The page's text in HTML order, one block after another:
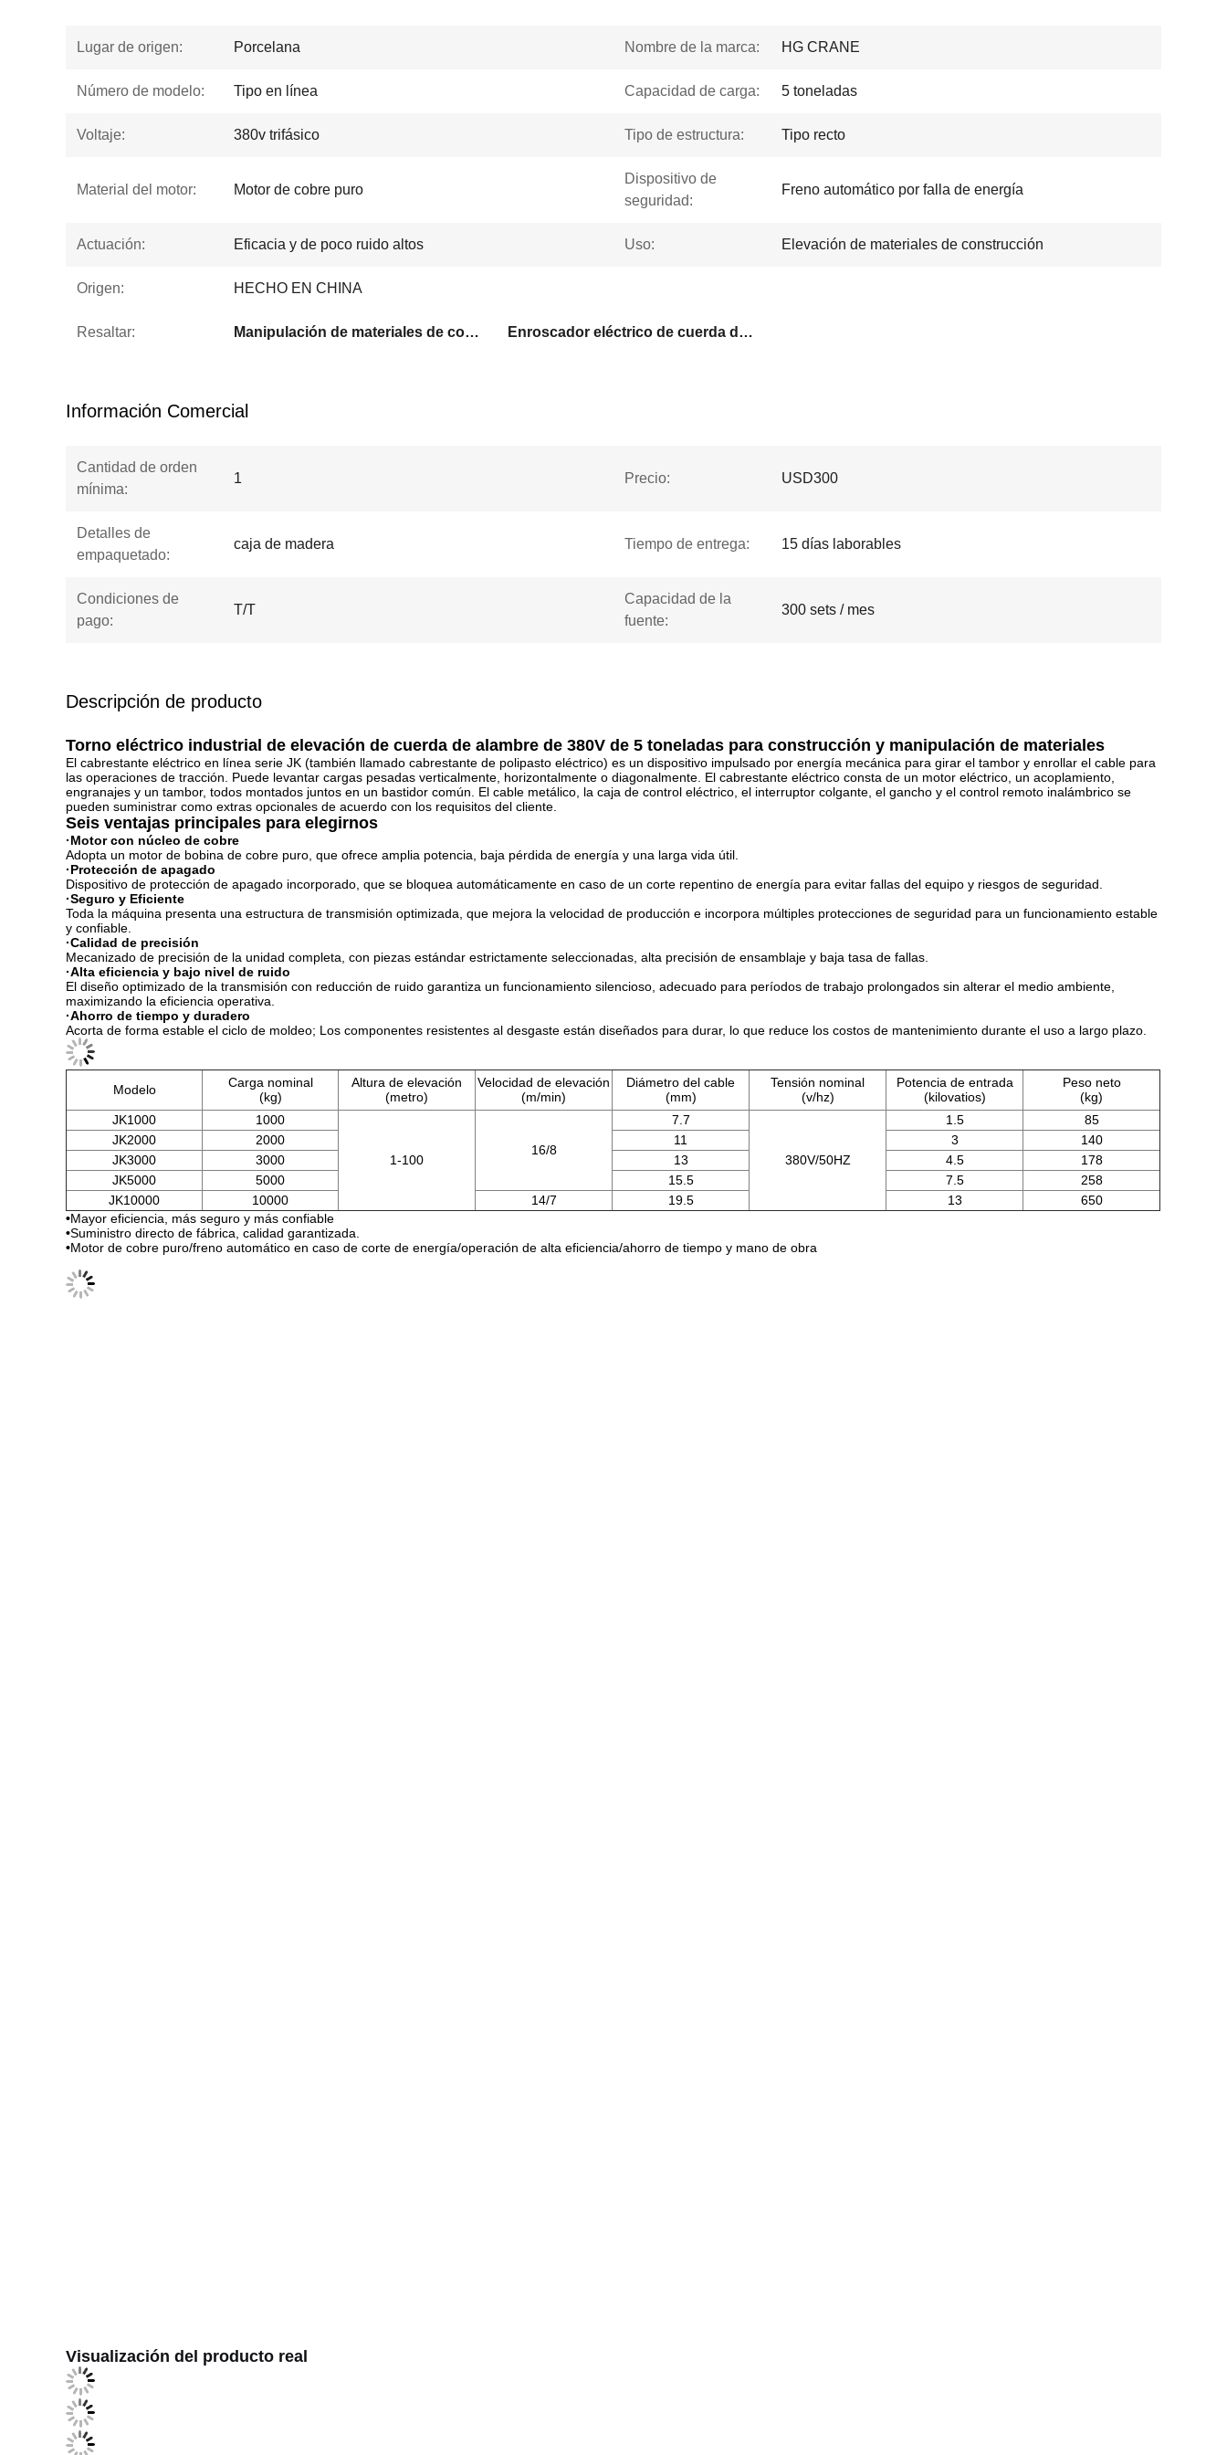
Lugar de origen: Porcelana Nombre de la marca: HG CRANE
Número de modelo: Tipo en línea Capacidad de carga: 5 toneladas
Voltaje: 380v trifásico Tipo de estructura: Tipo recto
Material del motor: Motor de cobre puro
Dispositivo de
seguridad:
Freno automático por falla de energía
Actuación: Eficacia y de poco ruido altos Uso: Elevación de materiales de construcción
Origen: HECHO EN CHINA
Resaltar: Manipulación de materiales de construcción Enroscador eléctrico Enroscador eléctrico de cuerda de alambre de 380 V
Información Comercial
Cantidad de orden
mínima:
1 Precio: USD300
Detalles de
empaquetado:
caja de madera Tiempo de entrega: 15 días laborables
Condiciones de
pago:
T/T
Capacidad de la
fuente:
300 sets / mes
Descripción de producto
Torno eléctrico industrial de elevación de cuerda de alambre de 380V de 5 toneladas para construcción y manipulación de materiales
El cabrestante eléctrico en línea serie JK (también llamado cabrestante de polipasto eléctrico) es un dispositivo impulsado por energía mecánica para girar el tambor y enrollar el cable para
las operaciones de tracción. Puede levantar cargas pesadas verticalmente, horizontalmente o diagonalmente. El cabrestante eléctrico consta de un motor eléctrico, un acoplamiento,
engranajes y un tambor, todos montados juntos en un bastidor común. El cable metálico, la caja de control eléctrico, el interruptor colgante, el gancho y el control remoto inalámbrico se
pueden suministrar como extras opcionales de acuerdo con los requisitos del cliente.
Seis ventajas principales para elegirnos
·Motor con núcleo de cobre
Adopta un motor de bobina de cobre puro, que ofrece amplia potencia, baja pérdida de energía y una larga vida útil.
·Protección de apagado
Dispositivo de protección de apagado incorporado, que se bloquea automáticamente en caso de un corte repentino de energía para evitar fallas del equipo y riesgos de seguridad.
·Seguro y Eficiente
Toda la máquina presenta una estructura de transmisión optimizada, que mejora la velocidad de producción e incorpora múltiples protecciones de seguridad para un funcionamiento estable
y confiable.
·Calidad de precisión
Mecanizado de precisión de la unidad completa, con piezas estándar estrictamente seleccionadas, alta precisión de ensamblaje y baja tasa de fallas.
·Alta eficiencia y bajo nivel de ruido
El diseño optimizado de la transmisión con reducción de ruido garantiza un funcionamiento silencioso, adecuado para períodos de trabajo prolongados sin alterar el medio ambiente,
maximizando la eficiencia operativa.
·Ahorro de tiempo y duradero
Acorta de forma estable el ciclo de moldeo; Los componentes resistentes al desgaste están diseñados para durar, lo que reduce los costos de mantenimiento durante el uso a largo plazo.
Modelo
Carga nominal
(kg)
Altura de elevación
(metro)
Velocidad de elevación
(m/min)
Diámetro del cable
(mm)
Tensión nominal
(v/hz)
Potencia de entrada
(kilovatios)
Peso neto
(kg)
JK1000
1000
1-100
16/8
7.7
380V/50HZ
1.5
85
JK2000
2000 11 3
140
JK3000
3000 13 4.5
178
JK5000
5000 15.5 7.5
258
JK10000
10000 14/7 19.5 13
650
•Mayor eficiencia, más seguro y más confiable
•Suministro directo de fábrica, calidad garantizada.
•Motor de cobre puro/freno automático en caso de corte de energía/operación de alta eficiencia/ahorro de tiempo y mano de obra
Visualización del producto real